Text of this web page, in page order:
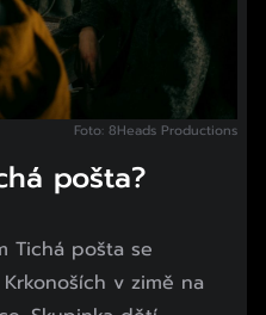
Foto: 8Heads Productions
pošta?
Tichá pošta se
v zimě na